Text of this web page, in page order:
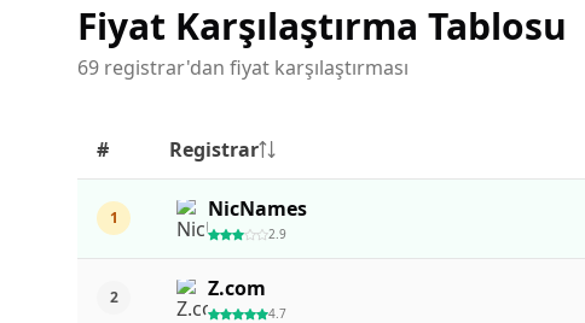
Fiyat Karşılaştırma Tablosu
69 registrar'dan fiyat karşılaştırması
# Registrar
1 NicNames
2.9
2 Z.com
4.7